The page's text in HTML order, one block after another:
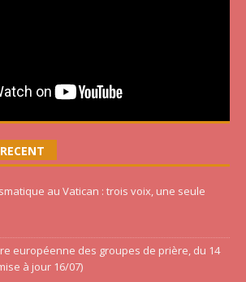
au Vatican : trois voix, une seule
européenne des groupes de prière, du 14
à jour 16/07)